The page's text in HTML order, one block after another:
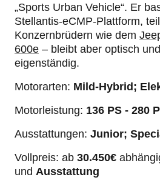
„Sports Urban Vehicle“. Er
Stellantis-eCMP-Plattform,
Konzernbrüdern wie dem
600e – bleibt aber optisch
eigenständig.
Motorarten: Mild-Hybrid;
Motorleistung: 136 PS - 280
Ausstattungen: Junior;
Vollpreis: ab 30.450€
und Ausstattung